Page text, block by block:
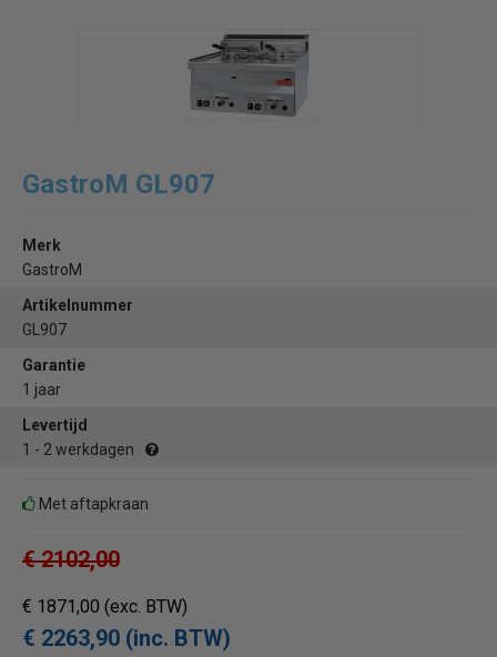
GastroM GL907
Merk
GastroM
Artikelnummer
GL907
Garantie
1 jaar
Levertijd
1 - 2 werkdagen
Met aftapkraan
€ 2102,00
€ 1871,00 (exc. BTW)
€ 2263,90 (inc. BTW)